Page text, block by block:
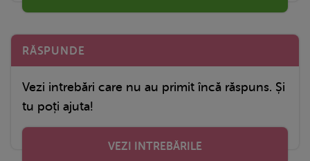
RĂSPUNDE
Vezi intrebări care nu au primit încă răspuns. Și
tu poți ajuta!
VEZI INTREBĂRILE